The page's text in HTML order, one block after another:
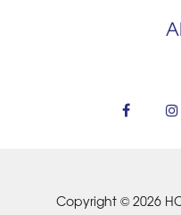
Copyright © 2026